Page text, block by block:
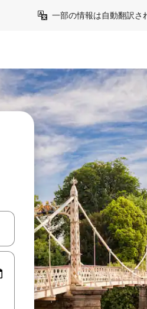
一部の情報は自動翻訳さ
動するか、画面をタッチまたはス